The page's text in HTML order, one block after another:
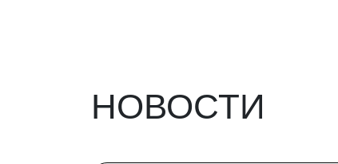
НОВОСТИ